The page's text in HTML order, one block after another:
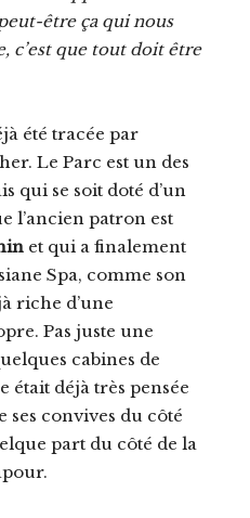
être ça qui nous
c’est que tout doit être
été tracée par
Le Parc est un des
qui se soit doté d’un
l’ancien patron est
et qui a finalement
Spa, comme son
riche d’une
Pas juste une
cabines de
était déjà très pensée
ses convives du côté
part du côté de la